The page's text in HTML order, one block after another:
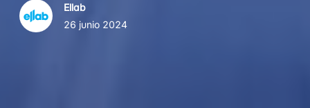
Ellab
26 junio 2024